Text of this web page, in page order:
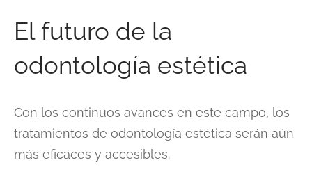
El futuro de la
odontología estética
Con los continuos avances en este campo, los
tratamientos de odontología estética serán aún
más eficaces y accesibles.